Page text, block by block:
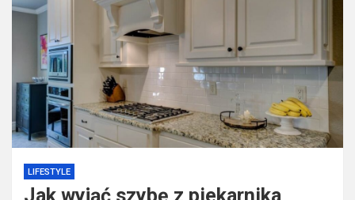
LIFESTYLE